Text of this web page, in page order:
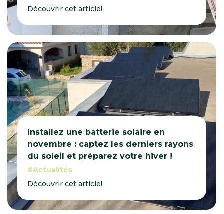
Découvrir cet article!
Installez une batterie solaire en
novembre : captez les derniers rayons
du soleil et préparez votre hiver !
Actualités
Découvrir cet article!